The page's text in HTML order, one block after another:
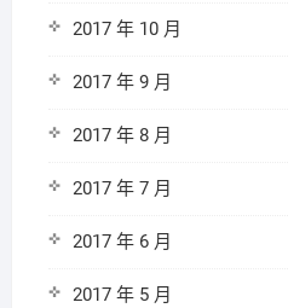
2017 年 10 月
2017 年 9 月
2017 年 8 月
2017 年 7 月
2017 年 6 月
2017 年 5 月